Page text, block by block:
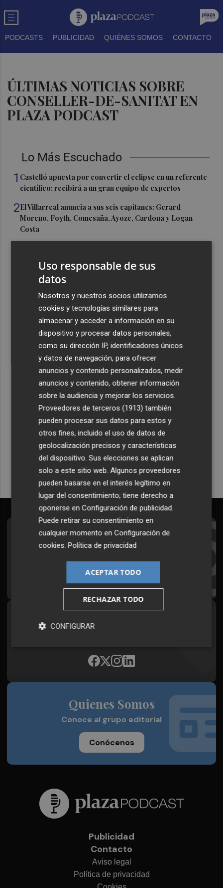
PODCASTS PUBLICIDAD QUIÉNES SOMOS CONTACTO
ÚLTIMAS NOTICIAS SOBRE
CONSELLER-DE-SANITAT EN
PLAZA PODCAST
Lo Más Escuchado
1 Castelló apuesta por convertir el eclipse en un referente
científico: recibirá a un gran equipo de expertos
2El Villarreal anuncia a sus seis capitanes: Gerard
Moreno, Foyth, Comesaña, Ayoze, Cardona y Logan
Costa
San Javier da viabilidad al nuevo contrato del transporte
324 habitaciones
Estos son los estrenos que abren la cartelera en agosto:
de la comedia 'El último mono' a una nueva entrega de
'La Patrulla Canina'
Recibe toda la actualidad de
Plaza Podcast en tu correo
Quiero suscribirme
Suscríbete al Boletín
¡Quiero suscribirme!
Síguenos en redes
Quienes Somos
Conoce al grupo editorial
Conócenos
Publicidad
Contacto
Aviso legal
Política de privacidad
Cookies
Uso responsable de sus
datos
Nosotros y nuestros socios utilizamos
cookies y tecnologías similares para
almacenar y acceder a información en su
dispositivo y procesar datos personales,
como su dirección IP, identificadores únicos
y datos de navegación, para ofrecer
anuncios y contenido personalizados, medir
anuncios y contenido, obtener información
sobre la audiencia y mejorar los servicios.
Proveedores de terceros (1913) también
pueden procesar sus datos para estos y
otros fines, incluido el uso de datos de
geolocalización precisos y características
del dispositivo. Sus elecciones se aplican
solo a este sitio web. Algunos proveedores
pueden basarse en el interés legítimo en
lugar del consentimiento; tiene derecho a
oponerse enConfiguración de publicidad.
Puede retirar su consentimiento en
cualquier momento enConfiguración de
cookies.Política de privacidad
ACEPTAR TODO
RECHAZAR TODO
CONFIGURAR